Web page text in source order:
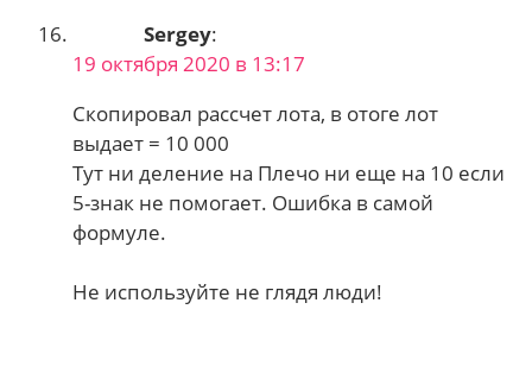
Sergey:
19 октября 2020 в 13:17
Скопировал рассчет лота, в отоге лот
выдает = 10 000
Тут ни деление на Плечо ни еще на 10 если
5-знак не помогает. Ошибка в самой
формуле.
Не используйте не глядя люди!